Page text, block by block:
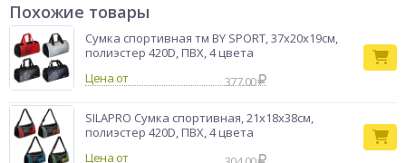
дополнительным ремнем через плечо. Материал изделия –
полиэстер 420D не выцветает и стоек к воздействию УФ-
лучей.
Тип товара
спортивная
Бренд
SILAPRO
Похожие товары
Сумка спортивная тм BY SPORT, 37х20х19см,
полиэстер 420D, ПВХ, 4 цвета
Цена от
377.00
SILAPRO Сумка спортивная, 21x18x38см,
полиэстер 420D, ПВХ, 4 цвета
Цена от